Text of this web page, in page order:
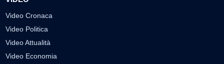
Video Cronaca
Video Politica
Video Attualità
Video Economia